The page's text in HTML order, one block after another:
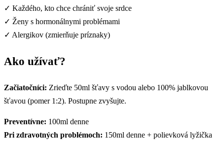
✓ Každého, kto chce chrániť svoje srdce
✓ Ženy s hormonálnymi problémami
✓ Alergikov (zmierňuje príznaky)
Ako užívať?
Začiatočníci: Zrieďte 50ml šťavy s vodou alebo 100% jablkovou
šťavou (pomer 1:2). Postupne zvyšujte.
Preventívne: 100ml denne
Pri zdravotných problémoch: 150ml denne + polievková lyžička